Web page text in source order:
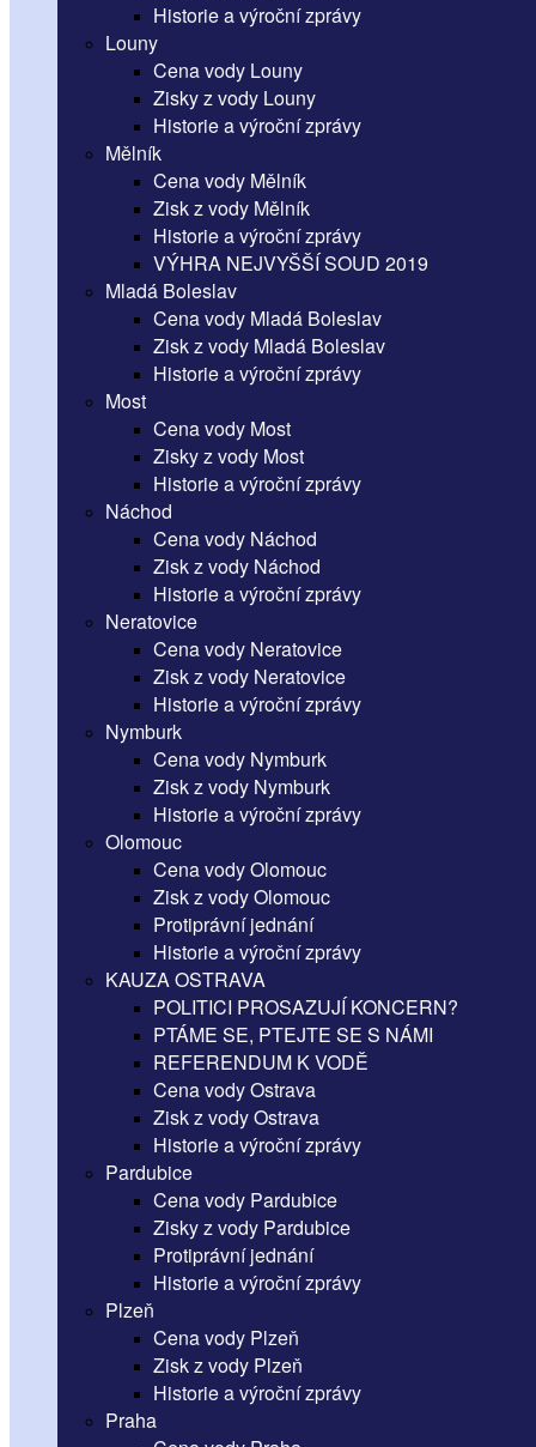
Historie a výroční zprávy
Louny
Cena vody Louny
Zisky z vody Louny
Historie a výroční zprávy
Mělník
Cena vody Mělník
Zisk z vody Mělník
Historie a výroční zprávy
VÝHRA NEJVYŠŠÍ SOUD 2019
Mladá Boleslav
Cena vody Mladá Boleslav
Zisk z vody Mladá Boleslav
Historie a výroční zprávy
Most
Cena vody Most
Zisky z vody Most
Historie a výroční zprávy
Náchod
Cena vody Náchod
Zisk z vody Náchod
Historie a výroční zprávy
Neratovice
Cena vody Neratovice
Zisk z vody Neratovice
Historie a výroční zprávy
Nymburk
Cena vody Nymburk
Zisk z vody Nymburk
Historie a výroční zprávy
Olomouc
Cena vody Olomouc
Zisk z vody Olomouc
Protiprávní jednání
Historie a výroční zprávy
KAUZA OSTRAVA
POLITICI PROSAZUJÍ KONCERN?
PTÁME SE, PTEJTE SE S NÁMI
REFERENDUM K VODĚ
Cena vody Ostrava
Zisk z vody Ostrava
Historie a výroční zprávy
Pardubice
Cena vody Pardubice
Zisky z vody Pardubice
Protiprávní jednání
Historie a výroční zprávy
Plzeň
Cena vody Plzeň
Zisk z vody Plzeň
Historie a výroční zprávy
Praha